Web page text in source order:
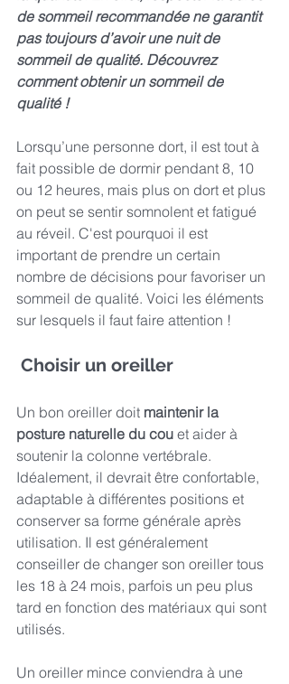
de sommeil recommandée ne garantit
pas toujours d’avoir une nuit de
sommeil de qualité. Découvrez
comment obtenir un sommeil de
qualité !
Lorsqu’une personne dort, il est tout à
fait possible de dormir pendant 8, 10
ou 12 heures, mais plus on dort et plus
on peut se sentir somnolent et fatigué
au réveil. C'est pourquoi il est
important de prendre un certain
nombre de décisions pour favoriser un
sommeil de qualité. Voici les éléments
sur lesquels il faut faire attention !
Choisir un oreiller
Un bon oreiller doit maintenir la
posture naturelle du cou et aider à
soutenir la colonne vertébrale.
Idéalement, il devrait être confortable,
adaptable à différentes positions et
conserver sa forme générale après
utilisation. Il est généralement
conseiller de changer son oreiller tous
les 18 à 24 mois, parfois un peu plus
tard en fonction des matériaux qui sont
utilisés.
Un oreiller mince conviendra à une